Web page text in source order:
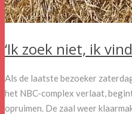
‘Ik zoek niet, ik
Als de laatste bezoeker
het NBC-complex verlaat,
opruimen. De zaal weer